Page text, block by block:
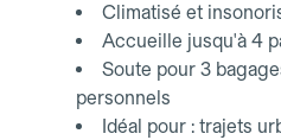
Climatisé et
Accueille jusqu'à 4
Soute pour 3
personnels
Idéal pour : trajets